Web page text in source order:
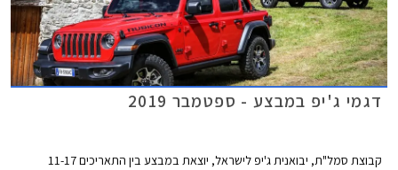
דגמי ג'יפ במבצע - ספטמבר 2019
קבוצת סמל"ת, יבואנית ג'יפ לישראל, יוצאת במבצע בין התאריכים 11-17